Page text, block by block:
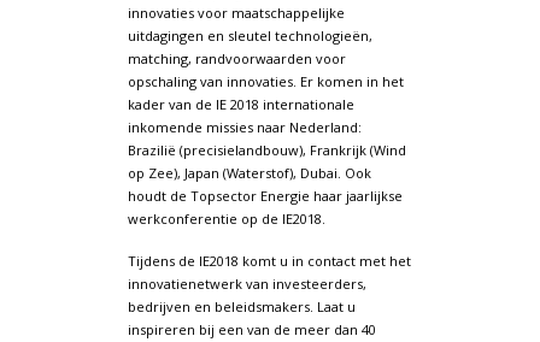
innovaties voor maatschappelijke
uitdagingen en sleutel technologieën,
matching, randvoorwaarden voor
opschaling van innovaties. Er komen in het
kader van de IE 2018 internationale
inkomende missies naar Nederland:
Brazilië (precisielandbouw), Frankrijk (Wind
op Zee), Japan (Waterstof), Dubai. Ook
houdt de Topsector Energie haar jaarlijkse
werkconferentie op de IE2018.
Tijdens de IE2018 komt u in contact met het
innovatienetwerk van investeerders,
bedrijven en beleidsmakers. Laat u
inspireren bij een van de meer dan 40